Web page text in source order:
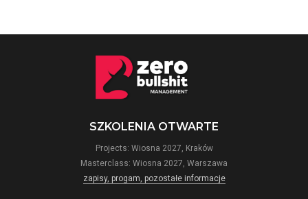
SZKOLENIA OTWARTE
Projects: Wiosna 2027, Kraków
Masterclass: Wiosna 2027, Warszawa
zapisy, progam, pozostałe informacje